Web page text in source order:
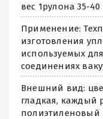
вес 1рулона 35-
Применение:
изготовления
используемых
соединениях
Внешний вид:
гладкая, каждый
полиэтиленовый